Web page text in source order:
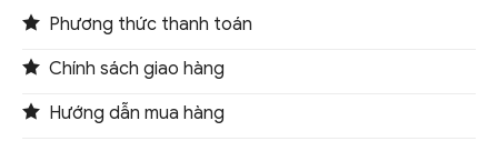
Phương thức thanh toán
Chính sách giao hàng
Hướng dẫn mua hàng